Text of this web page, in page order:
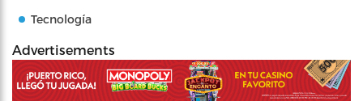
Tecnología
Advertisements